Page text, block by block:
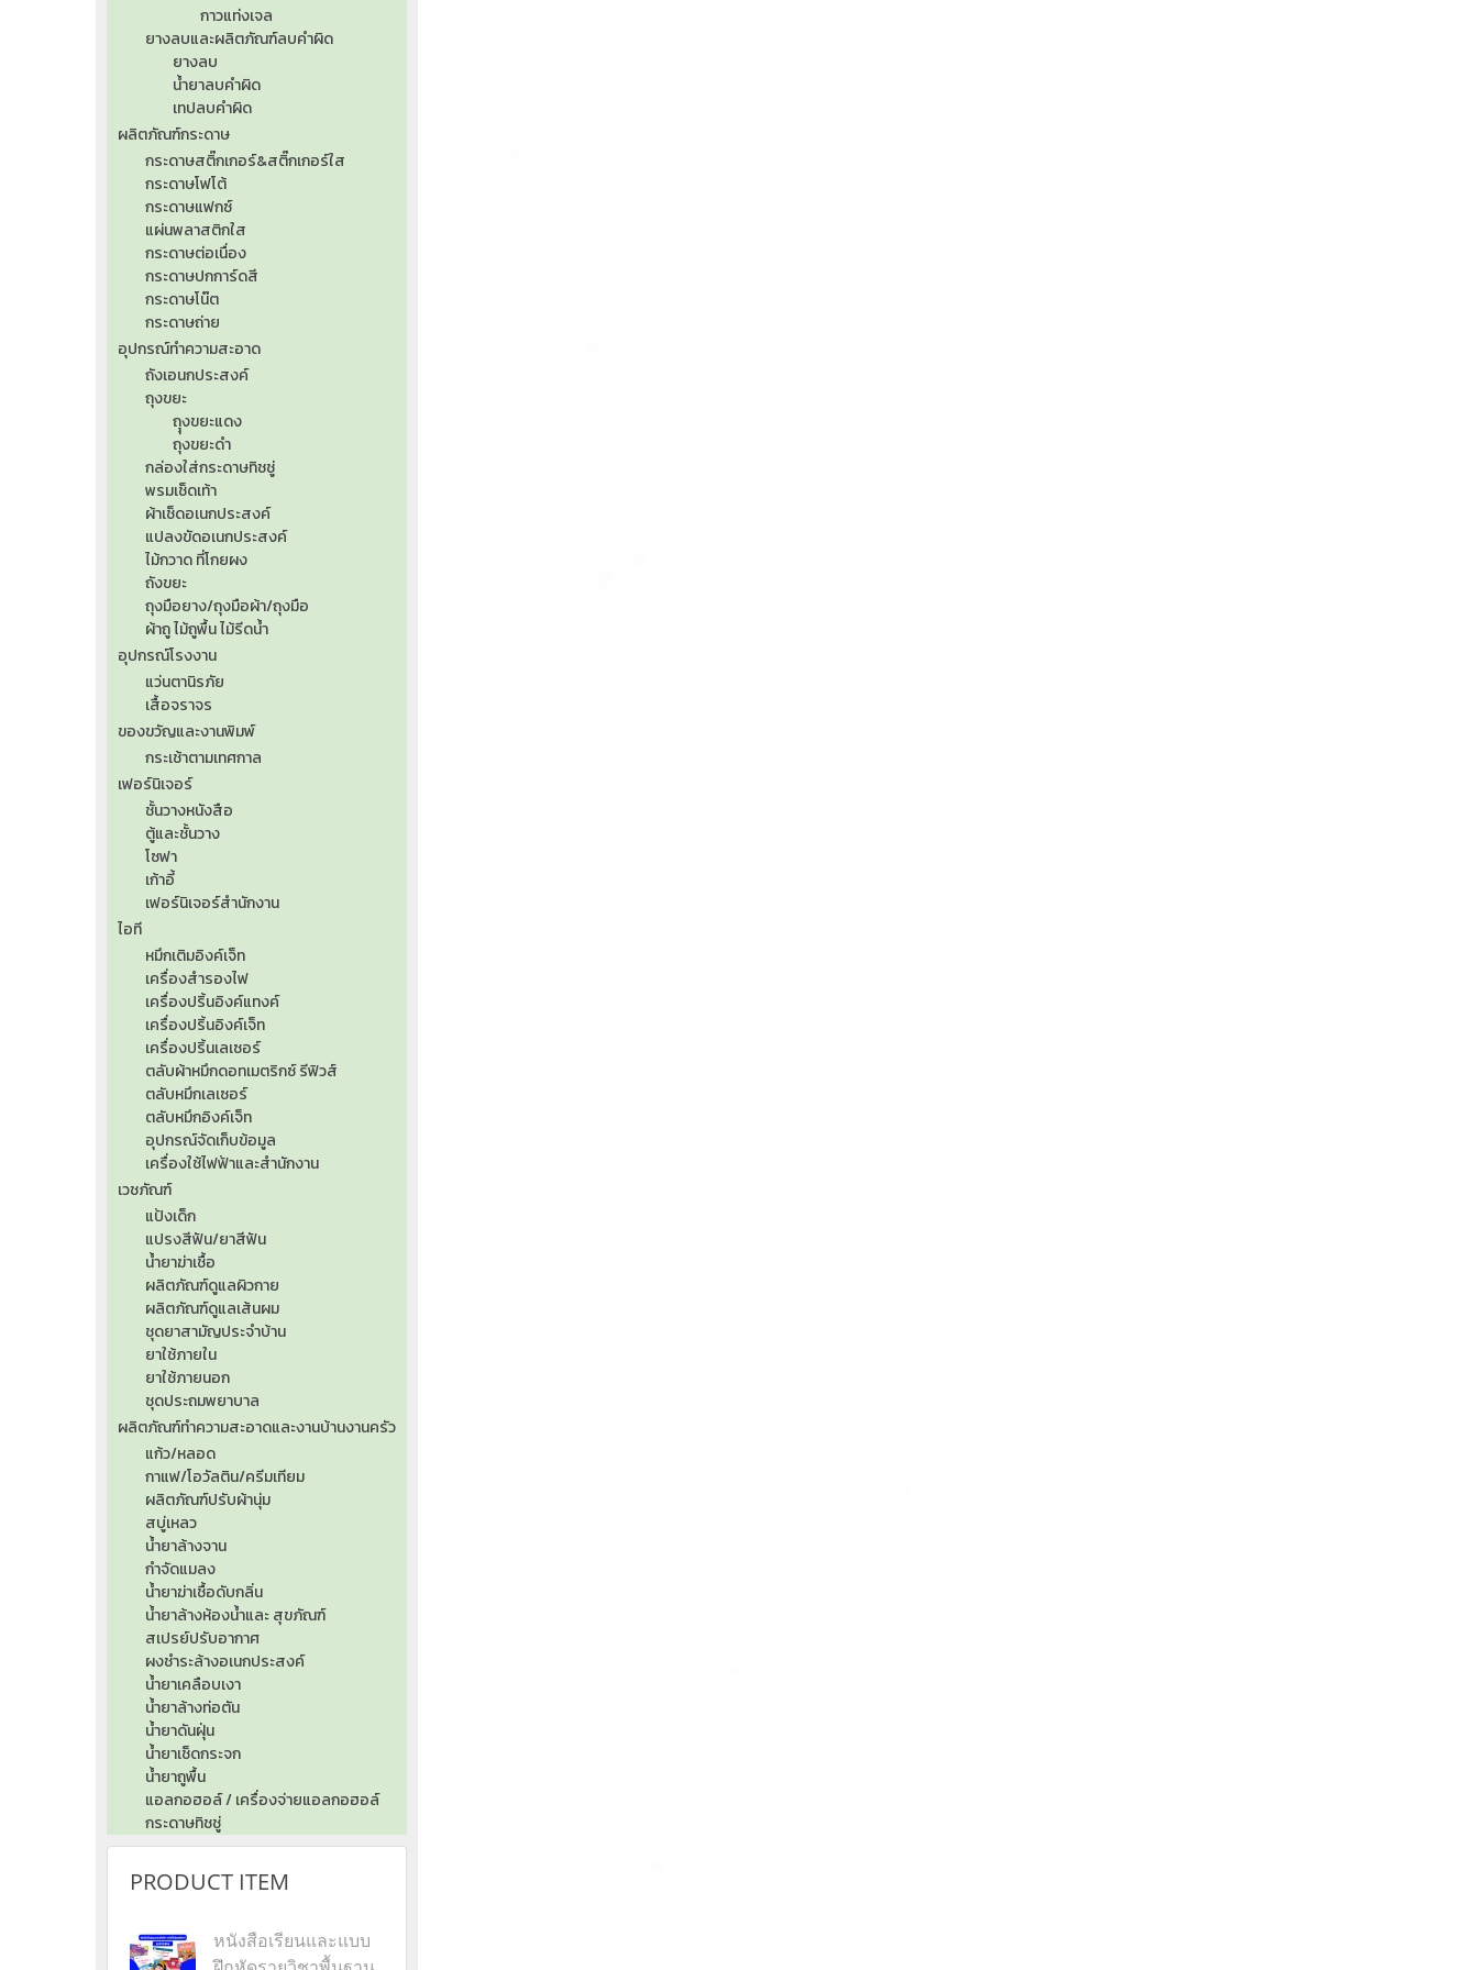
กาวแท่งเจล
ยางลบและผลิตภัณฑ์ลบคำผิด
ยางลบ
น้ำยาลบคำผิด
เทปลบคำผิด
ผลิตภัณฑ์กระดาษ
กระดาษสติ๊กเกอร์&สติ๊กเกอร์ใส
กระดาษโฟโต้
กระดาษแฟกซ์
แผ่นพลาสติกใส
กระดาษต่อเนื่อง
กระดาษปกการ์ดสี
กระดาษโน๊ต
กระดาษถ่าย
อุปกรณ์ทำความสะอาด
ถังเอนกประสงค์
ถุงขยะ
ถุุงขยะแดง
ถุงขยะดำ
กล่องใส่กระดาษทิชชู่
พรมเช็ดเท้า
ผ้าเช็ดอเนกประสงค์
แปลงขัดอเนกประสงค์
ไม้กวาด ที่โกยผง
ถังขยะ
ถุงมือยาง/ถุงมือผ้า/ถุงมือ
ผ้าถู ไม้ถูพื้น ไม้รีดน้ำ
อุปกรณ์โรงงาน
แว่นตานิรภัย
เสื้อจราจร
ของขวัญและงานพิมพ์
กระเช้าตามเทศกาล
เฟอร์นิเจอร์
ชั้นวางหนังสือ
ตู้และชั้นวาง
โซฟา
เก้าอี้
เฟอร์นิเจอร์สำนักงาน
ไอที
หมึกเติมอิงค์เจ็ท
เครื่องสำรองไฟ
เครื่องปริ้นอิงค์แทงค์
เครื่องปริ้นอิงค์เจ็ท
เครื่องปริ้นเลเซอร์
ตลับผ้าหมึกดอทเมตริกซ์ รีฟิวส์
ตลับหมึกเลเซอร์
ตลับหมึกอิงค์เจ็ท
อุปกรณ์จัดเก็บข้อมูล
เครื่องใช้ไฟฟ้าและสำนักงาน
เวชภัณฑ์
แป้งเด็ก
แปรงสีฟัน/ยาสีฟัน
น้ำยาฆ่าเชื้อ
ผลิตภัณฑ์ดูแลผิวกาย
ผลิตภัณฑ์ดูแลเส้นผม
ชุดยาสามัญประจำบ้าน
ยาใช้ภายใน
ยาใช้ภายนอก
ชุดประถมพยาบาล
ผลิตภัณฑ์ทำความสะอาดและงานบ้านงานครัว
แก้ว/หลอด
กาแฟ/โอวัลติน/ครีมเทียม
ผลิตภัณฑ์ปรับผ้านุ่ม
สบู่เหลว
น้ำยาล้างจาน
กำจัดแมลง
น้ำยาฆ่าเชื้อดับกลิ่น
น้ำยาล้างห้องน้ำและ สุขภัณฑ์
สเปรย์ปรับอากาศ
ผงชำระล้างอเนกประสงค์
น้ำยาเคลือบเงา
น้ำยาล้างท่อตัน
น้ำยาดันฝุ่น
น้ำยาเช็ดกระจก
น้ำยาถูพื้น
แอลกอฮอล์ / เครื่องจ่ายแอลกอฮอล์
กระดาษทิชชู่
PRODUCT ITEM
หนังสือเรียนและแบบ